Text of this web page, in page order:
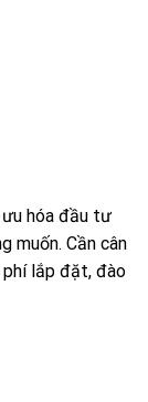
hóa đầu tư
muốn. Cần cân
phí lắp đặt, đào